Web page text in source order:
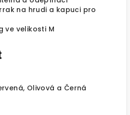
na hrudi a kapuci pro
ve velikosti M
Olivová a Černá